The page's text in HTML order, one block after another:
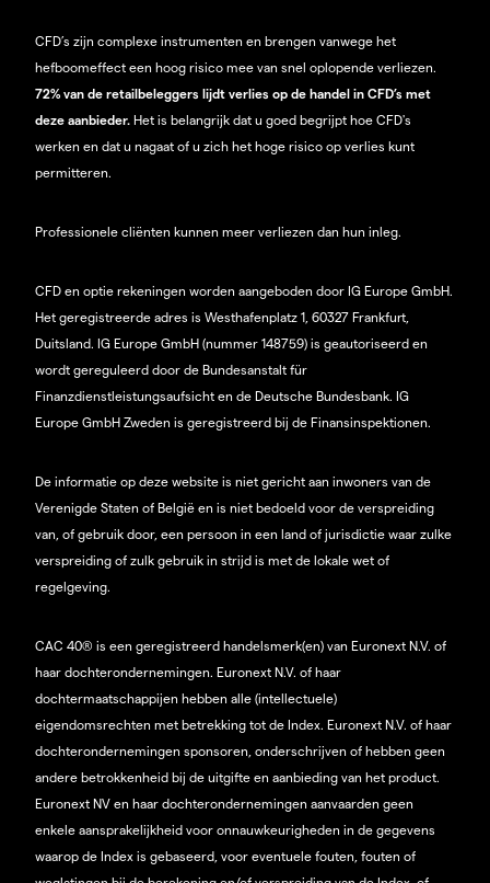
CFD’s zijn complexe instrumenten en brengen vanwege het
hefboomeffect een hoog risico mee van snel oplopende verliezen.
72% van de retailbeleggers lijdt verlies op de handel in CFD’s met
deze aanbieder. Het is belangrijk dat u goed begrijpt hoe CFD's
werken en dat u nagaat of u zich het hoge risico op verlies kunt
permitteren.
Professionele cliënten kunnen meer verliezen dan hun inleg.
CFD en optie rekeningen worden aangeboden door IG Europe GmbH.
Het geregistreerde adres is Westhafenplatz 1, 60327 Frankfurt,
Duitsland. IG Europe GmbH (nummer 148759) is geautoriseerd en
wordt gereguleerd door de Bundesanstalt für
Finanzdienstleistungsaufsicht en de Deutsche Bundesbank. IG
Europe GmbH Zweden is geregistreerd bij de Finansinspektionen.
De informatie op deze website is niet gericht aan inwoners van de
Verenigde Staten of België en is niet bedoeld voor de verspreiding
van, of gebruik door, een persoon in een land of jurisdictie waar zulke
verspreiding of zulk gebruik in strijd is met de lokale wet of
regelgeving.
CAC 40® is een geregistreerd handelsmerk(en) van Euronext N.V. of
haar dochterondernemingen. Euronext N.V. of haar
dochtermaatschappijen hebben alle (intellectuele)
eigendomsrechten met betrekking tot de Index. Euronext N.V. of haar
dochterondernemingen sponsoren, onderschrijven of hebben geen
andere betrokkenheid bij de uitgifte en aanbieding van het product.
Euronext NV en haar dochterondernemingen aanvaarden geen
enkele aansprakelijkheid voor onnauwkeurigheden in de gegevens
waarop de Index is gebaseerd, voor eventuele fouten, fouten of